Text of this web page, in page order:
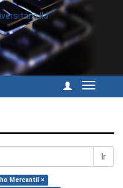
Cambiar
Ir
Mercantil ×